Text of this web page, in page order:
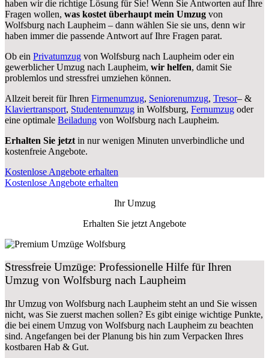
haben wir die richtige Lösung für Sie! Wenn Sie Antworten auf Ihre
Fragen wollen, was kostet überhaupt mein Umzug von
Wolfsburg nach Laupheim – dann wählen Sie sie uns, denn wir
haben immer die passende Antwort auf Ihre Fragen parat.
Ob ein Privatumzug von Wolfsburg nach Laupheim oder ein
gewerblicher Umzug nach Laupheim, wir helfen, damit Sie
problemlos und stressfrei umziehen können.
Allzeit bereit für Ihren Firmenumzug, Seniorenumzug, Tresor– &
Klaviertransport, Studentenumzug in Wolfsburg, Fernumzug oder
eine optimale Beiladung von Wolfsburg nach Laupheim.
Erhalten Sie jetzt in nur wenigen Minuten unverbindliche und
kostenfreie Angebote.
Kostenlose Angebote erhalten
Kostenlose Angebote erhalten
Ihr Umzug
Erhalten Sie jetzt Angebote
Stressfreie Umzüge: Professionelle Hilfe für Ihren
Umzug von Wolfsburg nach Laupheim
Ihr Umzug von Wolfsburg nach Laupheim steht an und Sie wissen
nicht, was Sie zuerst machen sollen? Es gibt einige wichtige Punkte,
die bei einem Umzug von Wolfsburg nach Laupheim zu beachten
sind. Angefangen bei der Planung bis hin zum Verpacken Ihres
kostbaren Hab & Gut.